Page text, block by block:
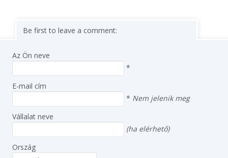
Be first to leave a comment:
Az Ön neve
*
E-mail cím
* Nem jelenik meg
Vállalat neve
(ha elérhető)
Ország